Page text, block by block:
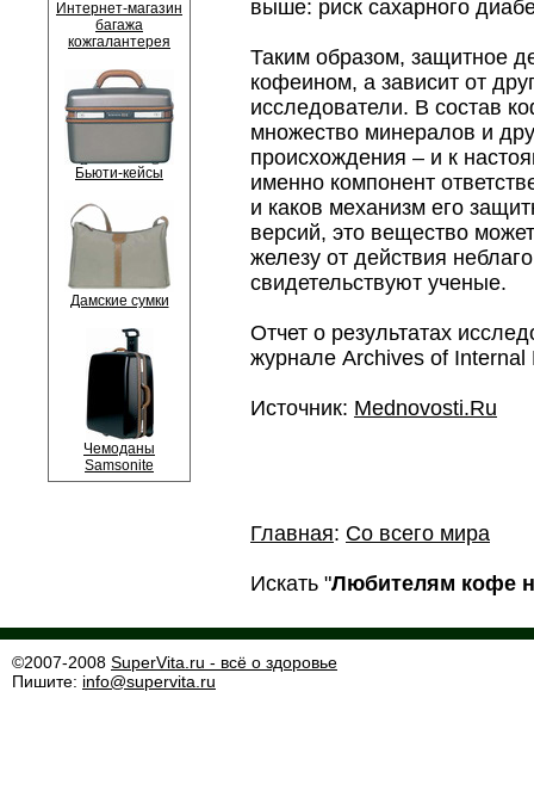
Интернет-магазин
багажа
кожгалантерея
Бьюти-кейсы
Дамские сумки
Чемоданы
Samsonite
выше: риск сахарного
Таким образом, защитное
кофеином, а зависит от
исследователи. В состав
множество минералов и
происхождения – и к
именно компонент
и каков механизм его
версий, это вещество
железу от действия
свидетельствуют ученые.
Отчет о результатах
журнале Archives of Internal
Источник: Mednovosti.Ru
Главная: Со всего мира
Искать "Любителям кофе
©2007-2008 SuperVita.ru - всё о здоровье
Пишите: info@supervita.ru